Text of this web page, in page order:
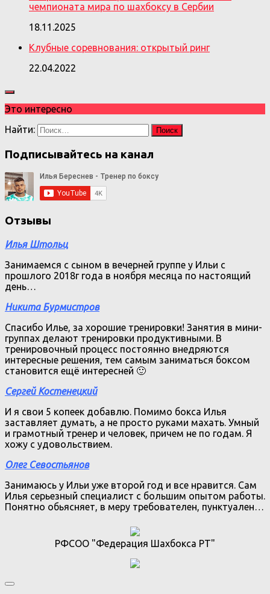
чемпионата мира по шахбоксу в Сербии
18.11.2025
Клубные соревнования: открытый ринг
22.04.2022
Это интересно
Найти:
Подписывайтесь на канал
Отзывы
Илья Штольц
Занимаемся с сыном в вечерней группе у Ильи с
прошлого 2018г года в ноября месяца по настоящий
день…
Никита Бурмистров
Спасибо Илье, за хорошие тренировки! Занятия в мини-
группах делают тренировки продуктивными. В
тренировочный процесс постоянно внедряются
интересные решения, тем самым заниматься боксом
становится ещё интересней 🙂
Сергей Костенецкий
И я свои 5 копеек добавлю. Помимо бокса Илья
заставляет думать, а не просто руками махать. Умный
и грамотный тренер и человек, причем не по годам. Я
хожу с удовольствием.
Олег Севостьянов
Занимаюсь у Ильи уже второй год и все нравится. Сам
Илья серьезный специалист с большим опытом работы.
Понятно обьясняет, в меру требователен, пунктуален…
РФСОО "Федерация Шахбокса РТ"